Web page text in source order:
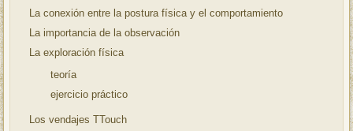
La conexión entre la postura física y el comportamiento
La importancia de la observación
La exploración física
teoría
ejercicio práctico
Los vendajes TTouch